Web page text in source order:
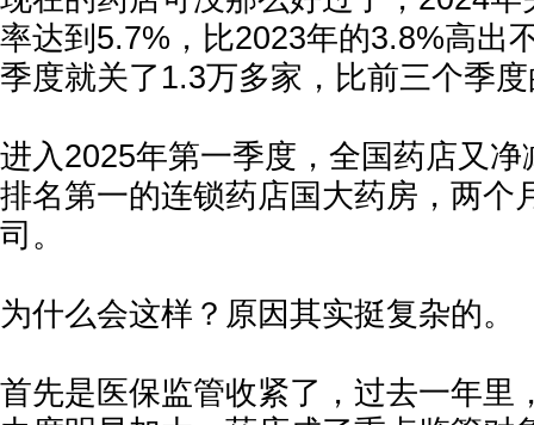
率达到5.7%，比2023年的3.8%高出
季度就关了1.3万多家，比前三个季
进入2025年第一季度，全国药店又
排名第一的连锁药店国大药房，两个
司。
为什么会这样？原因其实挺复杂的。
首先是医保监管收紧了，过去一年里